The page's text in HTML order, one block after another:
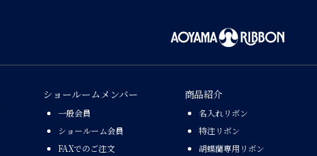
ショールームメンバー
一般会員
ショールーム会員
FAXでのご注文
商品紹介
名入れリボン
特注リボン
胡蝶蘭専用リボン